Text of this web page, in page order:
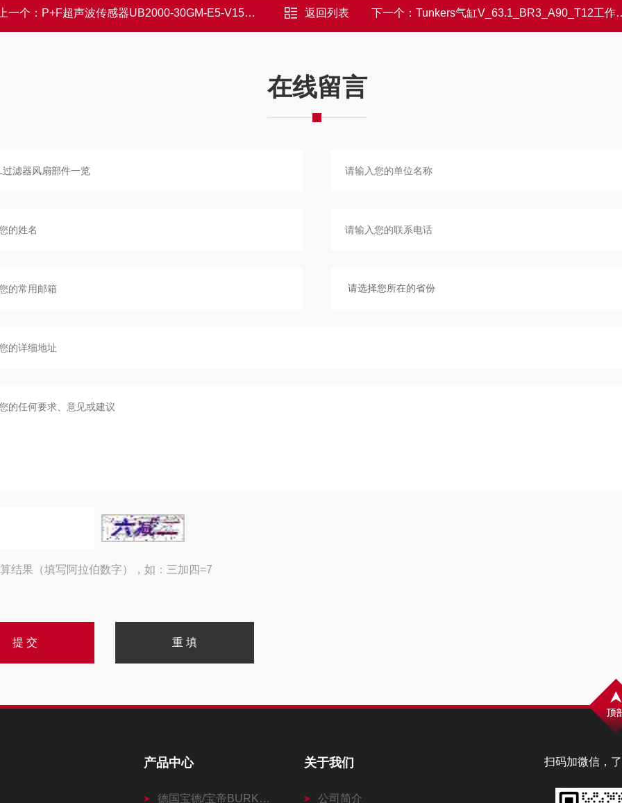
一个： P+F超声波传感器UB2000-30GM-E5-V15功能 返回列表 下一个： Tunkers气缸V_63.1_BR3_A90_T12工作性能
在线留言
结果（填写阿拉伯数字），如：三加四=7
扫码加微信，
产品中心
德国宝德/宝帝BURKERT
关于我们
公司简介